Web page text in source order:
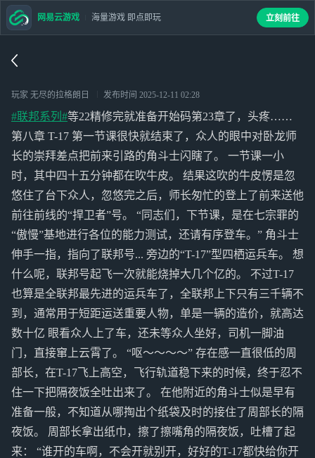
玩家 无尽的拉格朗日 发布时间 2025-12-11 02:28
#联邦系列#等22精修完就准备开始码第23章了，头疼……
第八章 T-17 第一节课很快就结束了，众人的眼中对卧龙师
长的崇拜差点把前来引路的角斗士闪瞎了。 一节课一小
时，其中四十五分钟都在吹牛皮。 结果这吹的牛皮愣是忽
悠住了台下众人，忽悠完之后，师长匆忙的登上了前来送他
前往前线的“捍卫者”号。 “同志们，下节课，是在七宗罪的
“傲慢”基地进行各位的能力测试，还请有序登车。” 角斗士
伸手一指，指向了联邦号... 旁边的“T-17”型四栖运兵车。 想
什么呢，联邦号起飞一次就能烧掉大几个亿的。 不过T-17
也算是全联邦最先进的运兵车了，全联邦上下只有三千辆不
到，通常用于短距运送重要人物，单是一辆的造价，就高达
数十亿 眼看众人上了车，还未等众人坐好，司机一脚油
门，直接窜上云霄了。 “呕～～～～” 存在感一直很低的周
部长，在T-17飞上高空，飞行轨道稳下来的时候，终于忍不
住一下把隔夜饭全吐出来了。 在他附近的角斗士似是早有
准备一般，不知道从哪掏出个纸袋及时的接住了周部长的隔
夜饭。 周部长拿出纸巾，擦了擦嘴角的隔夜饭，吐槽了起
来： “谁开的车啊，不会开就别开，好好的T-17都快给你开
网易云游戏 海量游戏 即点即玩 立刻前往